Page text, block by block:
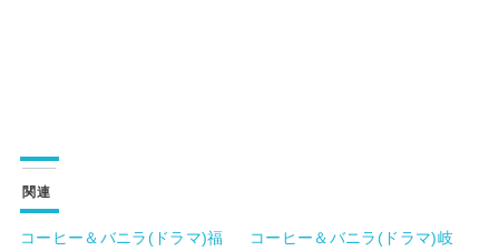
関連
コーヒー＆バニラ(ドラマ)福
コーヒー＆バニラ(ドラマ)岐